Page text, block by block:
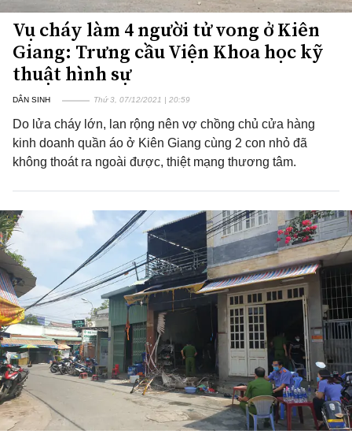
Vụ cháy làm 4 người tử vong ở Kiên
Giang: Trưng cầu Viện Khoa học kỹ
thuật hình sự
DÂN SINH Thứ 3, 07/12/2021 | 20:59
Do lửa cháy lớn, lan rộng nên vợ chồng chủ cửa hàng
kinh doanh quần áo ở Kiên Giang cùng 2 con nhỏ đã
không thoát ra ngoài được, thiệt mạng thương tâm.